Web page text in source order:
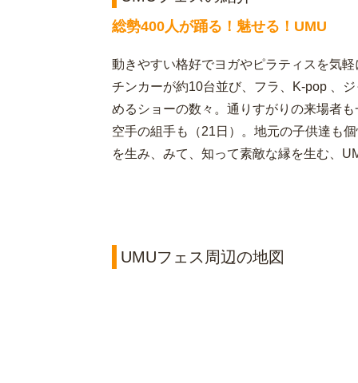
総勢400人が踊る！魅せる！UMU
動きやすい格好でヨガやピラティスを気
チンカーが約10台並び、フラ、K-pop 、
めるショーの数々。通りすがりの来場者
空手の組手も（21日）。地元の子供達も
を生み、みて、知って素敵な縁を生む、
UMUフェス周辺の地図